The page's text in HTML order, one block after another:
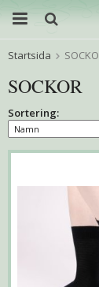
Startsida
SOCKOR
Sortering: